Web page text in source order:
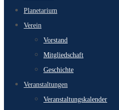
Planetarium
Verein
Vorstand
Mitgliedschaft
Geschichte
Veranstaltungen
Veranstaltungskalender